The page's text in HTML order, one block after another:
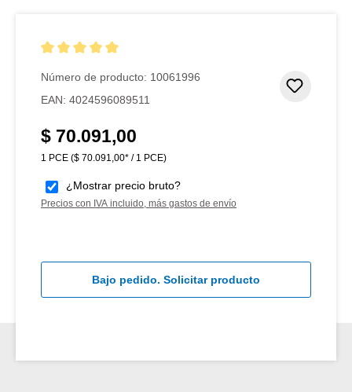
Número de producto: 10061996
EAN: 4024596089511
Precio normal:
$ 70.091,00
1 PCE ($ 70.091,00* / 1 PCE)
¿Mostrar precio bruto?
Precios con IVA incluido, más gastos de envío
Bajo pedido. Solicitar producto